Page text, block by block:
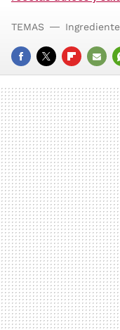
FACEBOOK
TWITTERFLIPBOARD
E-
MAIL
TEMAS